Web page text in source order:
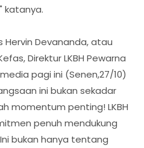
katanya.
Devananda, atau
Direktur LKBH Pewarna
pagi ini (Senen,27/10)
ini bukan sekadar
momentum penting! LKBH
penuh mendukung
bukan hanya tentang